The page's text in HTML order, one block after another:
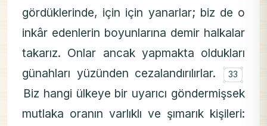
gördüklerinde, için için yanarlar; biz de o
inkâr edenlerin boyunlarına demir halkalar
takarız. Onlar ancak yapmakta oldukları
günahları yüzünden cezalandırılırlar. ۝
33
Biz hangi ülkeye bir uyarıcı göndermişsek
mutlaka oranın varlıklı ve şımarık kişileri: